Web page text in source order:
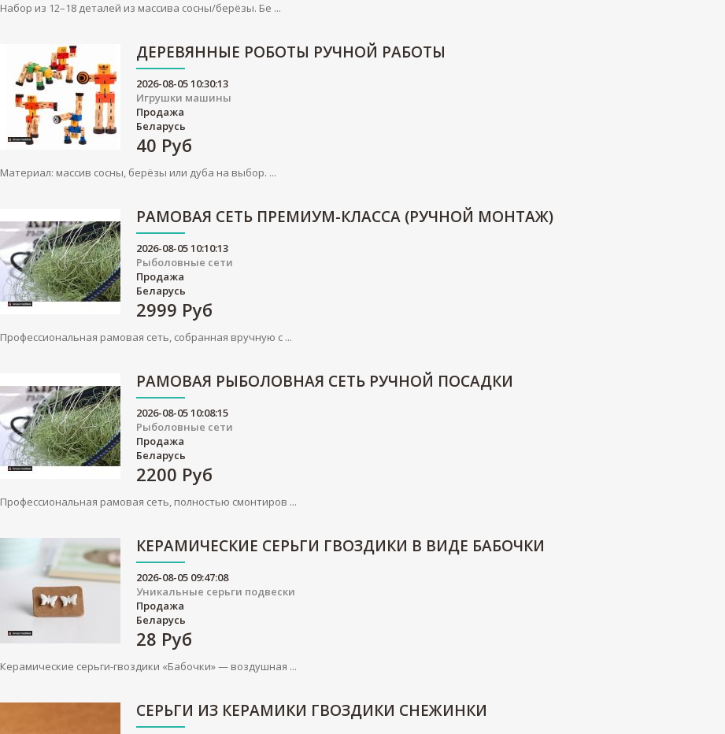
Набор из 12–18 деталей из массива сосны/берёзы. Бе ...
ДЕРЕВЯННЫЕ РОБОТЫ РУЧНОЙ РАБОТЫ
2026-08-05 10:30:13
Игрушки машины
Продажа
Беларусь
40 Руб
Материал: массив сосны, берёзы или дуба на выбор. ...
РАМОВАЯ СЕТЬ ПРЕМИУМ-КЛАССА (РУЧНОЙ МОНТАЖ)
2026-08-05 10:10:13
Рыболовные сети
Продажа
Беларусь
2999 Руб
Профессиональная рамовая сеть, собранная вручную с ...
РАМОВАЯ РЫБОЛОВНАЯ СЕТЬ РУЧНОЙ ПОСАДКИ
2026-08-05 10:08:15
Рыболовные сети
Продажа
Беларусь
2200 Руб
Профессиональная рамовая сеть, полностью смонтиров ...
КЕРАМИЧЕСКИЕ СЕРЬГИ ГВОЗДИКИ В ВИДЕ БАБОЧКИ
2026-08-05 09:47:08
Уникальные серьги подвески
Продажа
Беларусь
28 Руб
Керамические серьги-гвоздики «Бабочки» — воздушная ...
СЕРЬГИ ИЗ КЕРАМИКИ ГВОЗДИКИ СНЕЖИНКИ